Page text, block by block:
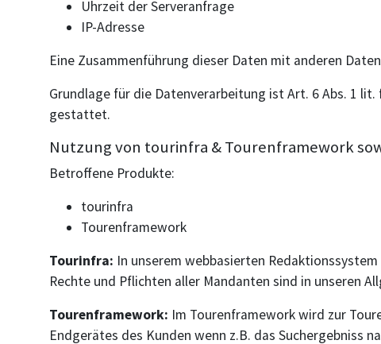
Uhrzeit der Serveranfrage
IP-Adresse
Eine Zusammenführung dieser Daten mit anderen
Grundlage für die Datenverarbeitung ist Art. 6 Abs. 1
gestattet.
Nutzung von tourinfra & Tourenframework
Betroffene Produkte:
tourinfra
Tourenframework
Tourinfra: In unserem webbasierten
Rechte und Pflichten aller Mandanten sind in unseren
Tourenframework: Im Tourenframework wird zur
Endgerätes des Kunden wenn z.B. das